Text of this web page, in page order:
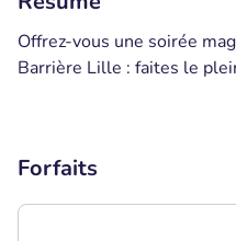
Offrez-vous une soirée
Barrière Lille : faites le
Forfaits